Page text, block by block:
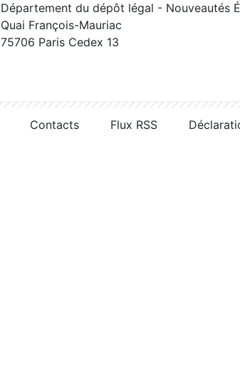
Département du dépôt légal - Nouveautés
Quai François-Mauriac
75706 Paris Cedex 13
Contacts Flux RSS